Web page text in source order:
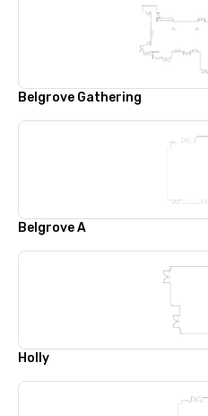
Belgrove Gathering
Belgrove A
Holly